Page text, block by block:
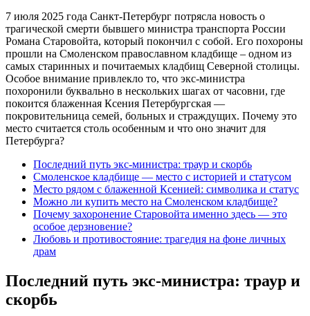
7 июля 2025 года Санкт-Петербург потрясла новость о
трагической смерти бывшего министра транспорта России
Романа Старовойта, который покончил с собой. Его похороны
прошли на Смоленском православном кладбище – одном из
самых старинных и почитаемых кладбищ Северной столицы.
Особое внимание привлекло то, что экс-министра
похоронили буквально в нескольких шагах от часовни, где
покоится блаженная Ксения Петербургская —
покровительница семей, больных и страждущих. Почему это
место считается столь особенным и что оно значит для
Петербурга?
Последний путь экс-министра: траур и скорбь
Смоленское кладбище — место с историей и статусом
Место рядом с блаженной Ксенией: символика и статус
Можно ли купить место на Смоленском кладбище?
Почему захоронение Старовойта именно здесь — это
особое дерзновение?
Любовь и противостояние: трагедия на фоне личных
драм
Последний путь экс-министра: траур и
скорбь